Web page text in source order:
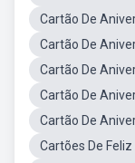
Cartão De
Cartão De
Cartão De
Cartão De
Cartão De
Cartões De